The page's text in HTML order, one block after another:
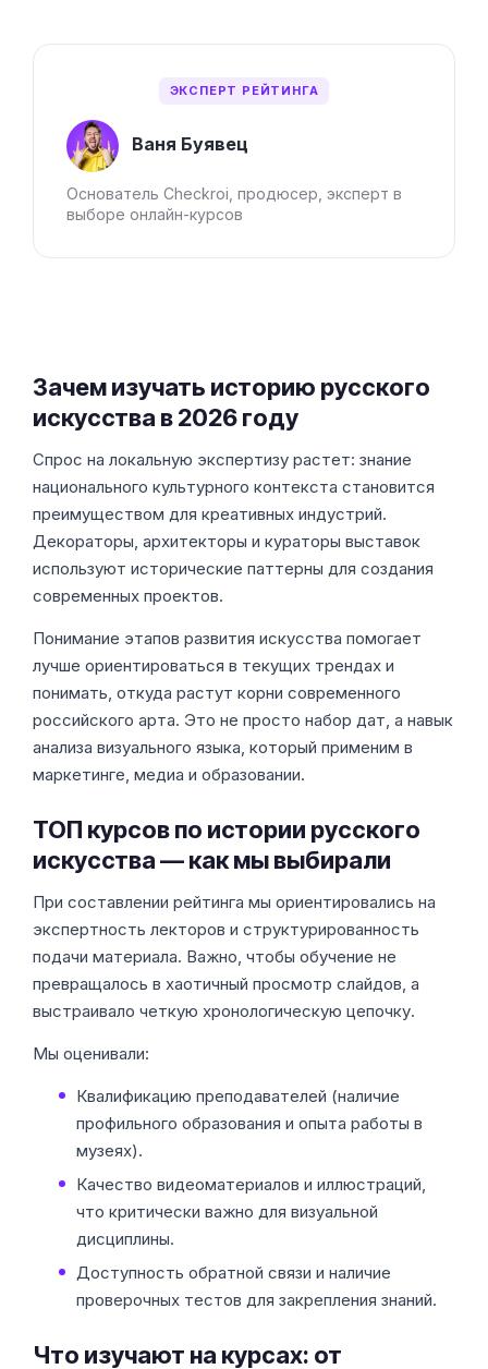
ЭКСПЕРТ РЕЙТИНГА
Ваня Буявец
Основатель Checkroi, продюсер, эксперт в
выборе онлайн-курсов
Зачем изучать историю русского
искусства в 2026 году
Спрос на локальную экспертизу растет: знание
национального культурного контекста становится
преимуществом для креативных индустрий.
Декораторы, архитекторы и кураторы выставок
используют исторические паттерны для создания
современных проектов.
Понимание этапов развития искусства помогает
лучше ориентироваться в текущих трендах и
понимать, откуда растут корни современного
российского арта. Это не просто набор дат, а навык
анализа визуального языка, который применим в
маркетинге, медиа и образовании.
ТОП курсов по истории русского
искусства — как мы выбирали
При составлении рейтинга мы ориентировались на
экспертность лекторов и структурированность
подачи материала. Важно, чтобы обучение не
превращалось в хаотичный просмотр слайдов, а
выстраивало четкую хронологическую цепочку.
Мы оценивали:
Квалификацию преподавателей (наличие
профильного образования и опыта работы в
музеях).
Качество видеоматериалов и иллюстраций,
что критически важно для визуальной
дисциплины.
Доступность обратной связи и наличие
проверочных тестов для закрепления знаний.
Что изучают на курсах: от